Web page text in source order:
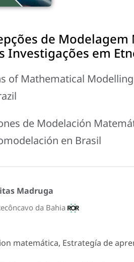
de
Investigações em
of Mathematical
de Modelación
en Brasil
Madruga
da Bahia
matemática, Estrategía de